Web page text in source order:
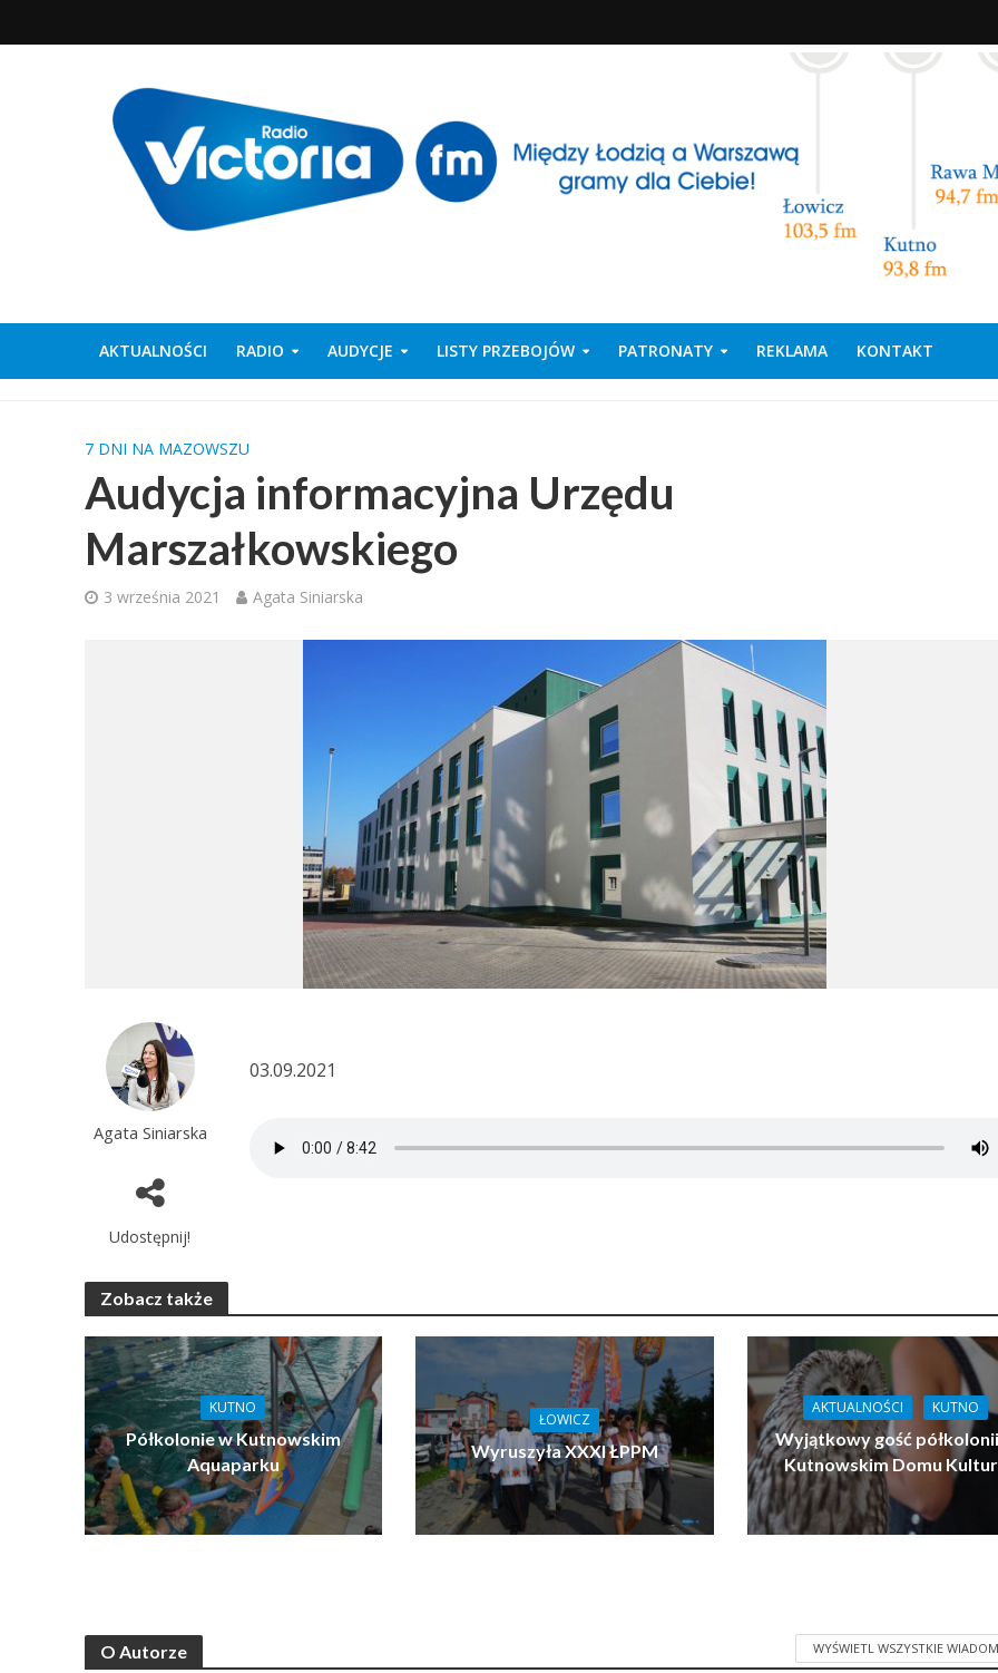
AKTUALNOŚCI RADIO AUDYCJE LISTY PRZEBOJÓW PATRONATY REKLAMA KONTAKT
7 DNI NA MAZOWSZU
Audycja informacyjna Urzędu
Marszałkowskiego
3 września 2021 Agata Siniarska
Agata Siniarska
Udostępnij!
03.09.2021
Zobacz także
KUTNO
Półkolonie w Kutnowskim
Aquaparku
ŁOWICZ
Wyruszyła XXXI ŁPPM
AKTUALNOŚCI KUTNO
Wyjątkowy gość
Kutnowskim Domu
O Autorze WYŚWIETL WSZYSTKIE